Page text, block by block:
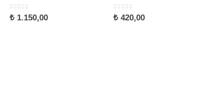
05 üzerinden
₺ 1.150,00 05 üzerinden
₺ 420,00